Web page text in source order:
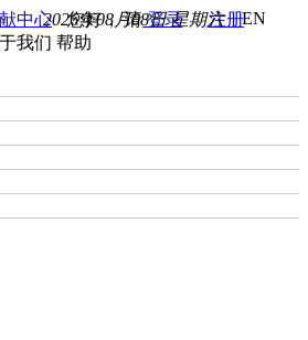
您好， 请登录 注册EN
2026年08月08日 星期六
我们 帮助